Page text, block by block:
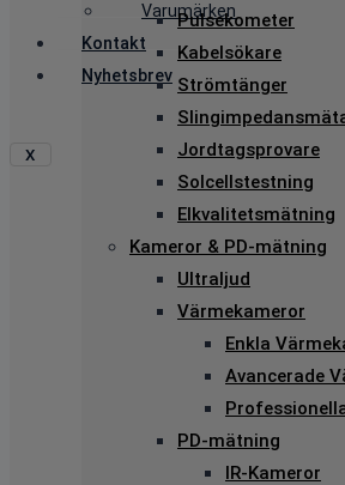
Varumärken
Kontakt
Nyhetsbrev
X
Pulsekometer
Kabelsökare
Strömtänger
Jordtagsprovare
Solcellstestning
Elkvalitetsmätning
Kameror & PD-mätning
Ultraljud
Värmekameror
Enkla
Avancerade
PD-mätning
IR-Kameror